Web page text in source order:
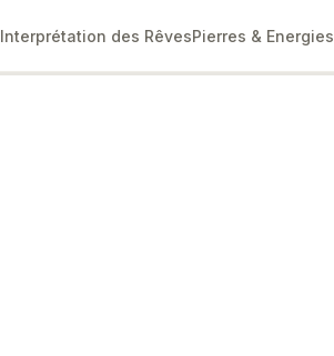
Interprétation des RêvesPierres & Energies